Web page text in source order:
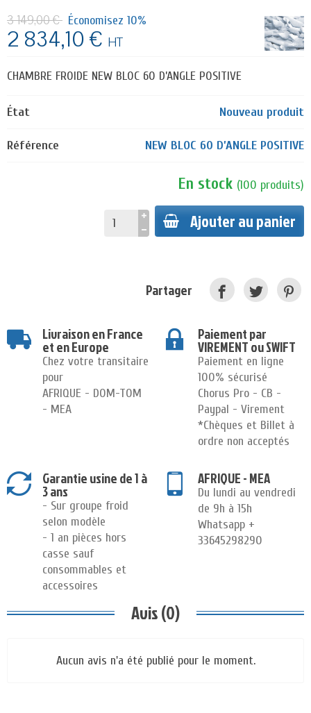
3 149,00 € Économisez 10%
2 834,10 € HT
CHAMBRE FROIDE NEW BLOC 60 D’ANGLE POSITIVE
État Nouveau produit
Référence NEW BLOC 60 D’ANGLE POSITIVE
En stock (100 produits)
Ajouter au panier
Partager
Livraison en France
et en Europe
Chez votre transitaire
pour
AFRIQUE - DOM-TOM
- MEA
Paiement par
VIREMENT ou SWIFT
Paiement en ligne
100% sécurisé
Chorus Pro - CB -
Paypal - Virement
*Chèques et Billet à
ordre non acceptés
Garantie usine de 1 à
3 ans
- Sur groupe froid
selon modèle
- 1 an pièces hors
casse sauf
consommables et
accessoires
AFRIQUE - MEA
Du lundi au vendredi
de 9h à 15h
Whatsapp +
33645298290
Avis (0)
Aucun avis n'a été publié pour le moment.